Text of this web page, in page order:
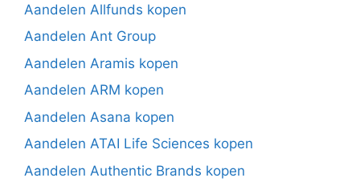
Aandelen Allfunds kopen
Aandelen Ant Group
Aandelen Aramis kopen
Aandelen ARM kopen
Aandelen Asana kopen
Aandelen ATAI Life Sciences kopen
Aandelen Authentic Brands kopen